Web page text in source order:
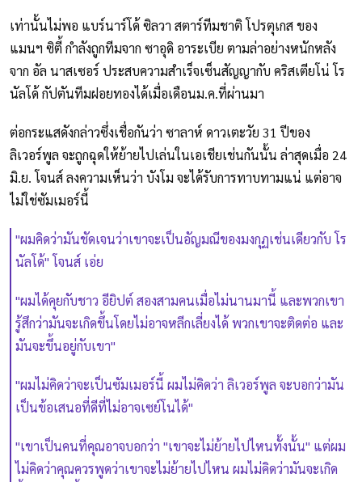
เท่านั้นไม่พอ แบร์นาร์โด้ ซิลวา สตาร์ทีมชาติ โปรตุเกส ของ
แมนฯ ซิตี้ กำลังถูกทีมจาก ซาอุดิ อาระเบีย ตามล่าอย่างหนักหลัง
จาก อัล นาสเซอร์ ประสบความสำเร็จเซ็นสัญญากับ คริสเตียโน่ โร
นัลโด้ กัปตันทีมฝอยทองได้เมื่อเดือนม.ค.ที่ผ่านมา
ต่อกระแสดังกล่าวซึ่งเชื่อกันว่า ซาลาห์ ดาวเตะวัย 31 ปีของ
ลิเวอร์พูล จะถูกฉุดให้ย้ายไปเล่นในเอเชียเช่นกันนั้น ล่าสุดเมื่อ 24
มิ.ย. โจนส์ ลงความเห็นว่า บังโม จะได้รับการทาบทามแน่ แต่อาจ
ไม่ใช่ซัมเมอร์นี้
"ผมคิดว่ามันชัดเจนว่าเขาจะเป็นอัญมณีของมงกุฏเช่นเดียวกับ โร
นัลโด้" โจนส์ เอ่ย
"ผมได้คุยกับชาว อียิปต์ สองสามคนเมื่อไม่นานมานี้ และพวกเขา
รู้สึกว่ามันจะเกิดขึ้นโดยไม่อาจหลีกเลี่ยงได้ พวกเขาจะติดต่อ และ
มันจะขึ้นอยู่กับเขา"
"ผมไม่คิดว่าจะเป็นซัมเมอร์นี้ ผมไม่คิดว่า ลิเวอร์พูล จะบอกว่ามัน
เป็นข้อเสนอที่ดีที่ไม่อาจเซย์โนได้"
"เขาเป็นคนที่คุณอาจบอกว่า "เขาจะไม่ย้ายไปไหนทั้งนั้น" แต่ผม
ไม่คิดว่าคุณควรพูดว่าเขาจะไม่ย้ายไปไหน ผมไม่คิดว่ามันจะเกิด